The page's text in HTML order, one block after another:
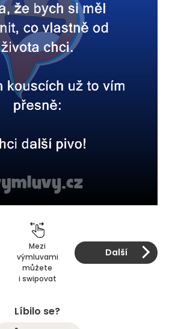
Mezi
výmluvami
můžete
i swipovat
Další
Líbilo se?